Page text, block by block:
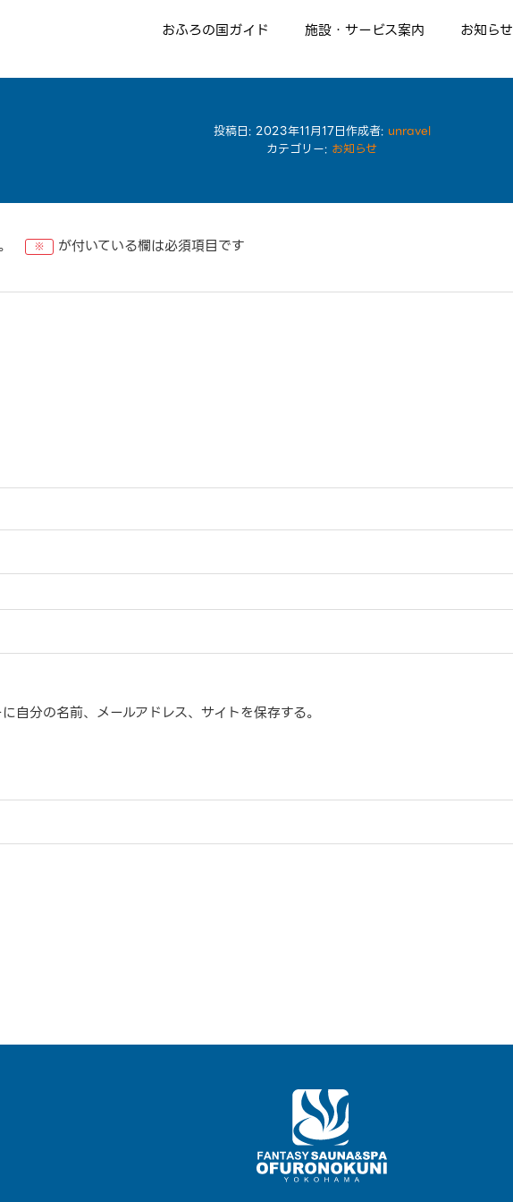
おふろの国ガイド 施設・サービス案内
13種類のお風呂
情熱のサウナ ハマ熱波
風呂丸食堂
リラクゼーション
Relax 人肌の湯 お湯割りMENU
スタッフ紹介
お知らせ
投稿日: 2023年11月17日作成者: unravel
カテゴリー: お知らせ
※
が付いている欄は必須項目です
自分の名前、メールアドレス、サイトを保存する。